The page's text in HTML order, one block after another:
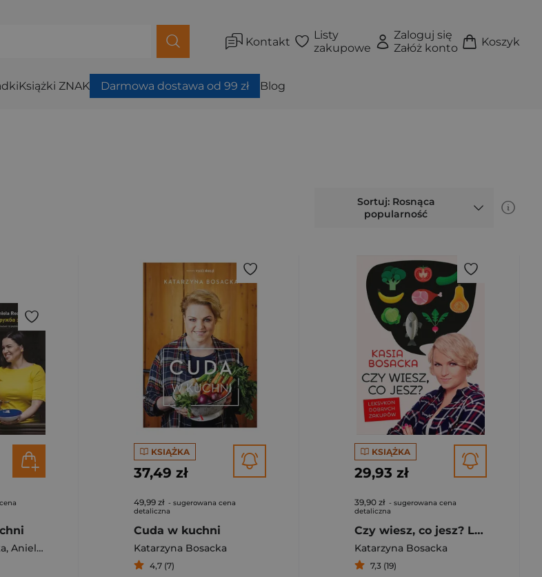
Kontakt
Listy
zakupowe
Zaloguj się
Załóż konto
Koszyk
Książki ZNAK Darmowa dostawa od 99 zł Blog
Sortuj: Rosnąca
popularność
, Aniela Redelbach
KSIĄŻKA
37,49 zł
49,99 zł - sugerowana cena
detaliczna
Cuda w kuchni
Katarzyna Bosacka
4,7 (7)
KSIĄŻKA
29,93 zł
39,90 zł - sugerowana cena
detaliczna
Czy wiesz, co jesz? Leksykon dobrych zakupów
Katarzyna Bosacka
7,3 (19)